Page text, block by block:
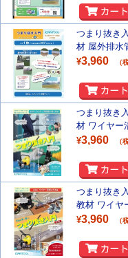
つまり抜き
材 屋外排水
¥3,960 （
つまり抜き
材 ワイヤー
¥3,960 （
つまり抜き
教材 ワイヤ
¥3,960 （